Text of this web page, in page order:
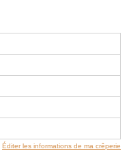
Éditer les informations de ma crêperie